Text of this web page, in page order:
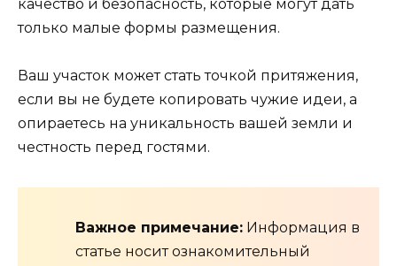
качество и безопасность, которые могут дать
только малые формы размещения.
Ваш участок может стать точкой притяжения,
если вы не будете копировать чужие идеи, а
опираетесь на уникальность вашей земли и
честность перед гостями.
Важное примечание: Информация в
статье носит ознакомительный